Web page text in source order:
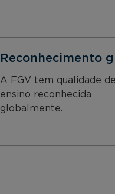
Reconhecimento
A FGV tem qualidade de
ensino reconhecida
globalmente.